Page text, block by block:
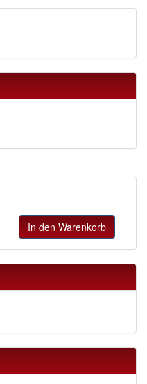
In den Warenkorb